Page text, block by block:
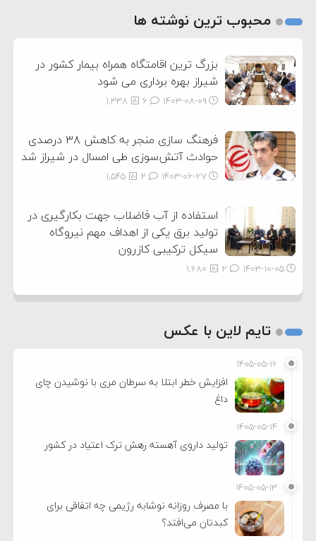
2
محبوب ترین نوشته ها
بزرگ ترین اقامتگاه همراه بیمار کشور در
شیراز بهره برداری می شود
۱۴۰۳-۰۸-۰۹ 1,338
فرهنگ سازی منجر به کاهش ۳۸ درصدی
حوادث آتش‌سوزی طی امسال در شیراز شد
۱۴۰۳-۰۶-۲۷ 1,545
استفاده از آب فاضلاب جهت بکارگیری در
تولید برق یکی از اهداف مهم نیروگاه
سیکل ترکیبی کازرون
۱۴۰۳-۱۰-۰۵ 1,680
تایم لاین با عکس
۱۴۰۵-۰۵-۱۶
افزایش خطر ابتلا به سرطان مری با نوشیدن چای
داغ
۱۴۰۵-۰۵-۱۴
تولید داروی آهسته رهش ترک اعتیاد در کشور
۱۴۰۵-۰۵-۱۳
با مصرف روزانه نوشابه رژیمی چه اتفاقی برای
کبدتان می‌افتد؟